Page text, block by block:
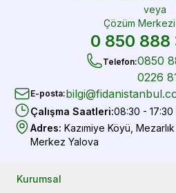
veya
Çözüm Merkezi
0 850 888
Telefon:0850
0226
E-posta:
Çalışma Saatleri:08:30 -
Adres: Kazımiye Köyü,
Merkez Yalova
Kurumsal